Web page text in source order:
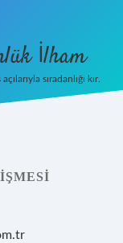
İlham
sıradanlığı kır.